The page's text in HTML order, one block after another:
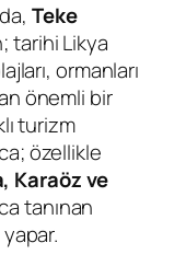
Teke
tarihi Likya
ormanları
önemli bir
turizm
özellikle
Karaöz ve
tanınan